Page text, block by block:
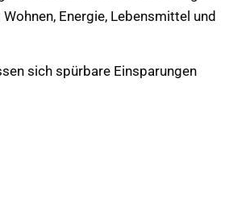
Energie, Lebensmittel und
sich spürbare Einsparungen